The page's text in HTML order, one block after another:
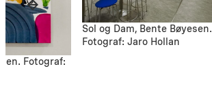
Fotograf:
Sol og Dam, Bente Bøyesen.
Fotograf: Jaro Hollan